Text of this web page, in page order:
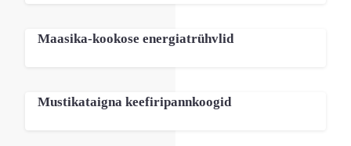
Maasika-kookose energiatrühvlid
Mustikataigna keefiripannkoogid